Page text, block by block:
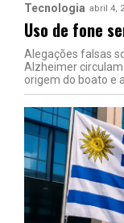
Tecnologia abril 4,
Uso de fone
Alegações falsas
Alzheimer
origem do boato e